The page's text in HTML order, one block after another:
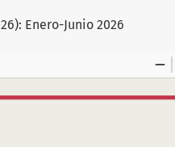
del artículo
Enero-Junio 2026